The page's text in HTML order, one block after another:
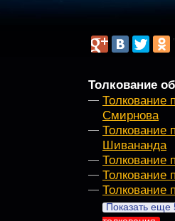
Толкование
Толкование
Смирнова
Толкование
Шивананда
Толкование
Толкование
Толкование
Показать еще